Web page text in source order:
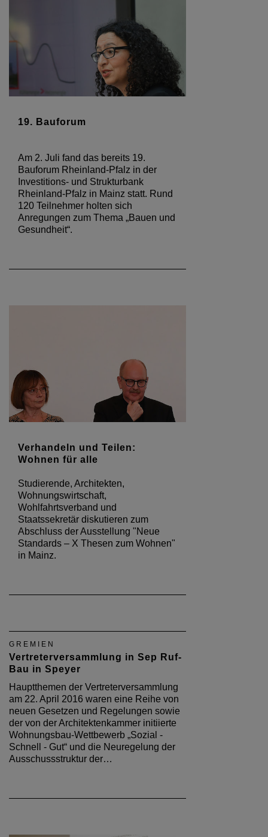
19. Bauforum
Am 2. Juli fand das bereits 19.
Bauforum Rheinland-Pfalz in der
Investitions- und Strukturbank
Rheinland-Pfalz in Mainz statt. Rund
120 Teilnehmer holten sich
Anregungen zum Thema „Bauen und
Gesundheit“.
Verhandeln und Teilen:
Wohnen für alle
Studierende, Architekten,
Wohnungswirtschaft,
Wohlfahrtsverband und
Staatssekretär diskutieren zum
Abschluss der Ausstellung "Neue
Standards – X Thesen zum Wohnen"
in Mainz.
GREMIEN
Vertreterversammlung in Sep Ruf-
Bau in Speyer
Hauptthemen der Vertreterversammlung
am 22. April 2016 waren eine Reihe von
neuen Gesetzen und Regelungen sowie
der von der Architektenkammer initiierte
Wohnungsbau-Wettbewerb „Sozial -
Schnell - Gut“ und die Neuregelung der
Ausschussstruktur der…